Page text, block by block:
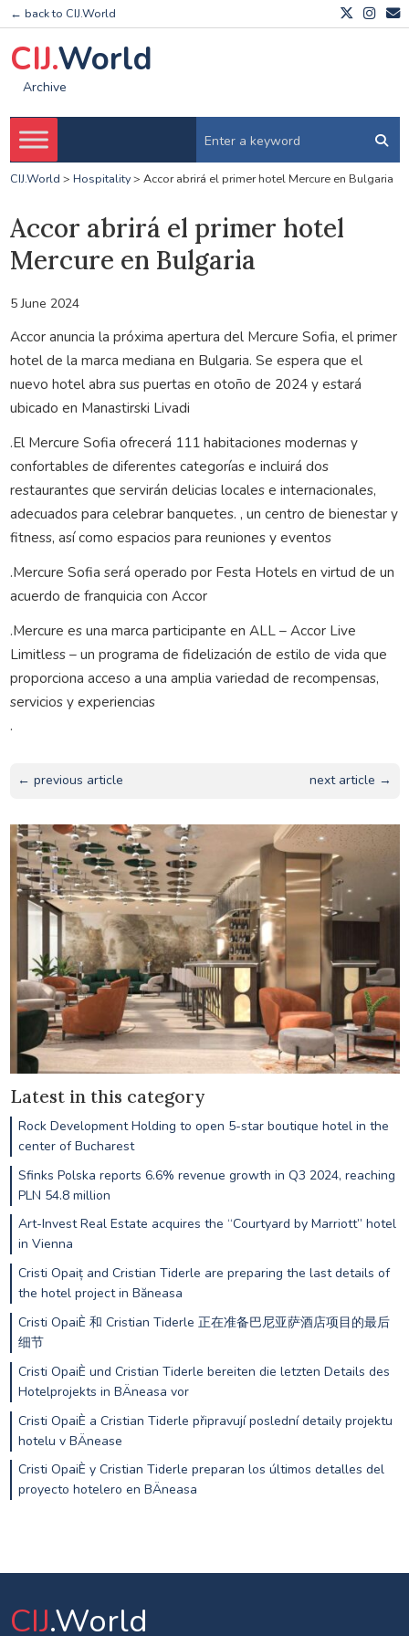
← back to CIJ.World
CIJ.World
Archive
CIJ.World > Hospitality> Accor abrirá el primer hotel Mercure en Bulgaria
Accor abrirá el primer hotel
Mercure en Bulgaria
5 June 2024
Accor anuncia la próxima apertura del Mercure Sofia, el primer
hotel de la marca mediana en Bulgaria. Se espera que el
nuevo hotel abra sus puertas en otoño de 2024 y estará
ubicado en Manastirski Livadi
.El Mercure Sofia ofrecerá 111 habitaciones modernas y
confortables de diferentes categorías e incluirá dos
restaurantes que servirán delicias locales e internacionales,
adecuados para celebrar banquetes. , un centro de bienestar y
fitness, así como espacios para reuniones y eventos
.Mercure Sofia será operado por Festa Hotels en virtud de un
acuerdo de franquicia con Accor
.Mercure es una marca participante en ALL – Accor Live
Limitless – un programa de fidelización de estilo de vida que
proporciona acceso a una amplia variedad de recompensas,
servicios y experiencias
.
← previous article next article →
Latest in this category
Rock Development Holding to open 5-star boutique hotel in the
center of Bucharest
Sfinks Polska reports 6.6% revenue growth in Q3 2024, reaching
PLN 54.8 million
Art-Invest Real Estate acquires the “Courtyard by Marriott” hotel
in Vienna
Cristi Opaiț and Cristian Tiderle are preparing the last details of
the hotel project in Băneasa
Cristi OpaiÈ 和 Cristian Tiderle 正在准备巴尼亚萨酒店项目的最后
细节
Cristi OpaiÈ und Cristian Tiderle bereiten die letzten Details des
Hotelprojekts in BÄneasa vor
Cristi OpaiÈ a Cristian Tiderle připravují poslední detaily projektu
hotelu v BÄnease
Cristi OpaiÈ y Cristian Tiderle preparan los últimos detalles del
proyecto hotelero en BÄneasa
CIJ.World